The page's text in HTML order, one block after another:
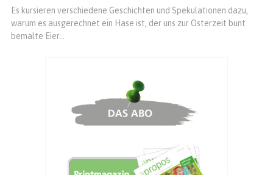
Es kursieren verschiedene Geschichten und Spekulationen dazu,
warum es ausgerechnet ein Hase ist, der uns zur Osterzeit bunt
bemalte Eier...